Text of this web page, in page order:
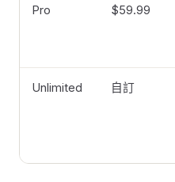
Pro $59.99
Unlimited 自訂